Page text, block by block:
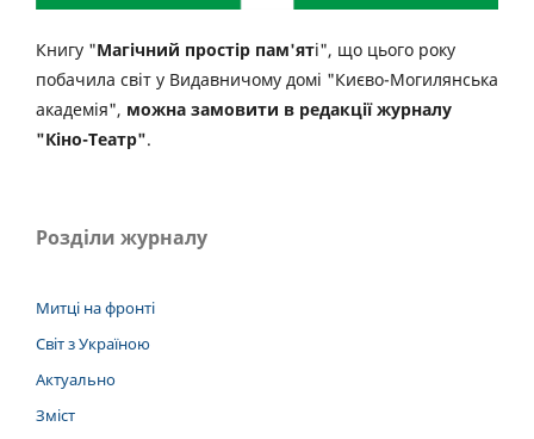
Книгу "Магічний простір пам'яті", що цього року
побачила світ у Видавничому домі "Києво-Могилянська
академія", можна замовити в редакції журналу
"Кіно-Театр".
Розділи журналу
Митці на фронті
Світ з Україною
Актуально
Зміст